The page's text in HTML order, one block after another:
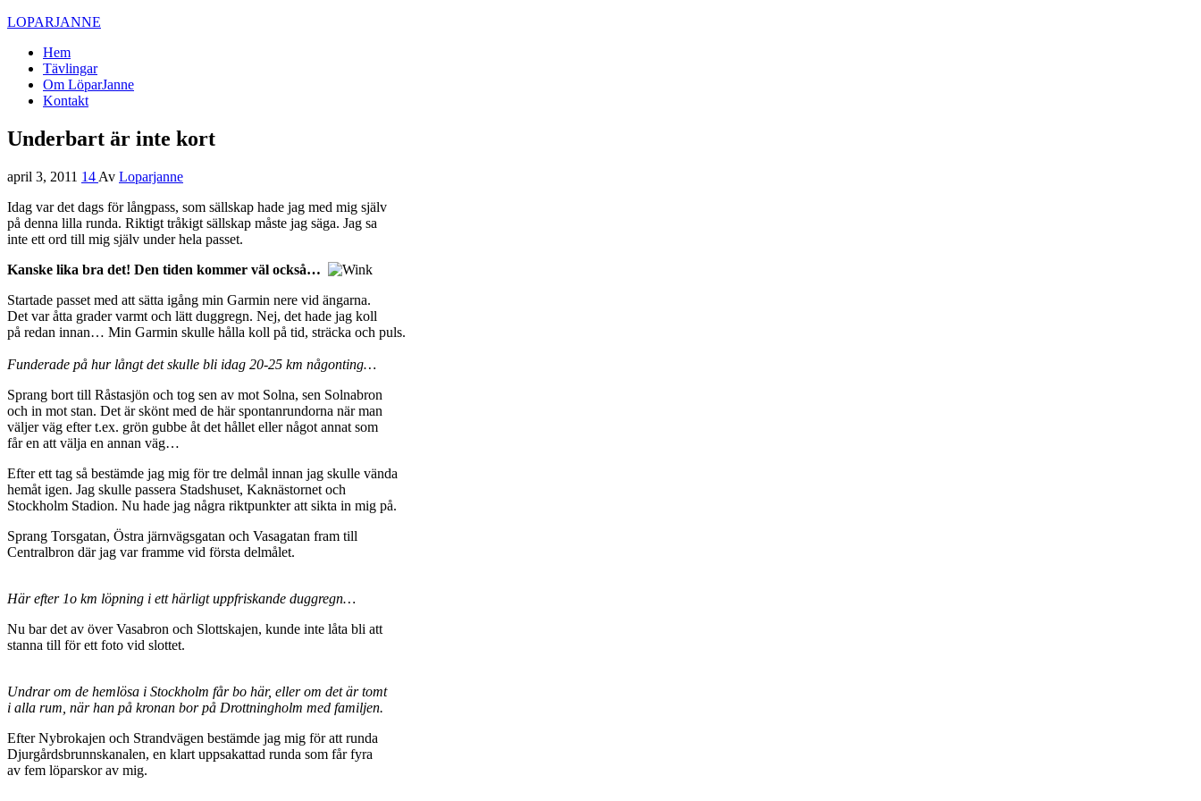
LOPARJANNE
Hem
Tävlingar
Om LöparJanne
Kontakt
Underbart är inte kort
april 3, 2011 14 Av Loparjanne
Idag var det dags för långpass, som sällskap hade jag med mig själv
på denna lilla runda. Riktigt tråkigt sällskap måste jag säga. Jag sa
inte ett ord till mig själv under hela passet.
Kanske lika bra det! Den tiden kommer väl också…
Startade passet med att sätta igång min Garmin nere vid ängarna.
Det var åtta grader varmt och lätt duggregn. Nej, det hade jag koll
på redan innan… Min Garmin skulle hålla koll på tid, sträcka och puls.
Funderade på hur långt det skulle bli idag 20-25 km någonting…
Sprang bort till Råstasjön och tog sen av mot Solna, sen Solnabron
och in mot stan. Det är skönt med de här spontanrundorna när man
väljer väg efter t.ex. grön gubbe åt det hållet eller något annat som
får en att välja en annan väg…
Efter ett tag så bestämde jag mig för tre delmål innan jag skulle vända
hemåt igen. Jag skulle passera Stadshuset, Kaknästornet och
Stockholm Stadion. Nu hade jag några riktpunkter att sikta in mig på.
Sprang Torsgatan, Östra järnvägsgatan och Vasagatan fram till
Centralbron där jag var framme vid första delmålet.
Här efter 1o km löpning i ett härligt uppfriskande duggregn…
Nu bar det av över Vasabron och Slottskajen, kunde inte låta bli att
stanna till för ett foto vid slottet.
Undrar om de hemlösa i Stockholm får bo här, eller om det är tomt
i alla rum, när han på kronan bor på Drottningholm med familjen.
Efter Nybrokajen och Strandvägen bestämde jag mig för att runda
Djurgårdsbrunnskanalen, en klart uppsakattad runda som får fyra
av fem löparskor av mig.